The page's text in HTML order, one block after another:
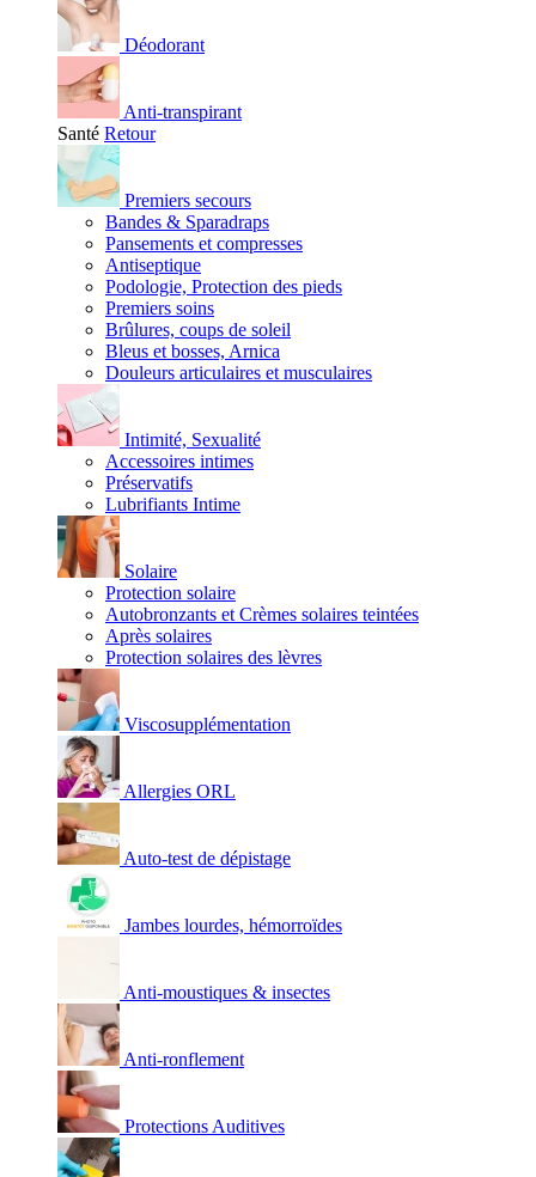
Déodorant
Anti-transpirant
Santé Retour
Premiers secours
Bandes & Sparadraps
Pansements et compresses
Antiseptique
Podologie, Protection des pieds
Premiers soins
Brûlures, coups de soleil
Bleus et bosses, Arnica
Douleurs articulaires et musculaires
Intimité, Sexualité
Accessoires intimes
Préservatifs
Lubrifiants Intime
Solaire
Protection solaire
Autobronzants et Crèmes solaires teintées
Après solaires
Protection solaires des lèvres
Viscosupplémentation
Allergies ORL
Auto-test de dépistage
Jambes lourdes, hémorroïdes
Anti-moustiques & insectes
Anti-ronflement
Protections Auditives